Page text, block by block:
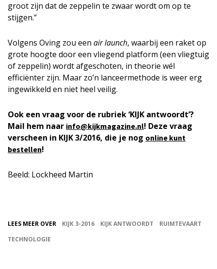
groot zijn dat de zeppelin te zwaar wordt om op te
stijgen.”
Volgens Oving zou een air launch, waarbij een raket op
grote hoogte door een vliegend platform (een vliegtuig
of zeppelin) wordt afgeschoten, in theorie wél
efficiënter zijn. Maar zo’n lanceermethode is weer erg
ingewikkeld en niet heel veilig.
Ook een vraag voor de rubriek ‘KIJK antwoordt’?
Mail hem naar info@kijkmagazine.nl! Deze vraag
verscheen in KIJK 3/2016, die je nog online kunt
bestellen!
Beeld: Lockheed Martin
LEES MEER OVER KIJK 3-2016 KIJK ANTWOORDT
RUIMTEVAART
TECHNOLOGIE